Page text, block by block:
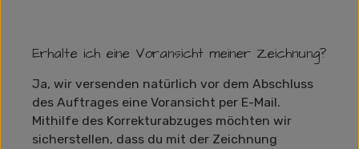
Erhalte ich eine Voransicht meiner Zeichnung?
Ja, wir versenden natürlich vor dem Abschluss
des Auftrages eine Voransicht per E-Mail.
Mithilfe des Korrekturabzuges möchten wir
sicherstellen, dass du mit der Zeichnung